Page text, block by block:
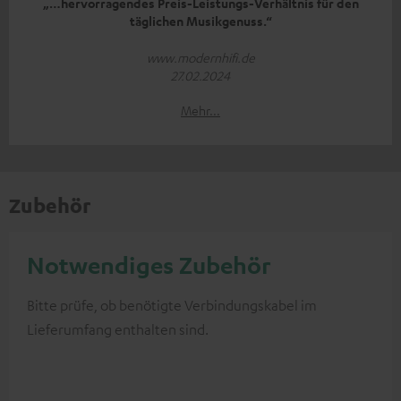
täglichen Musikgenuss.“
www.modernhifi.de
27.02.2024
Mehr...
Zubehör
Notwendiges Zubehör
Bitte prüfe, ob benötigte Verbindungskabel im
Lieferumfang enthalten sind.